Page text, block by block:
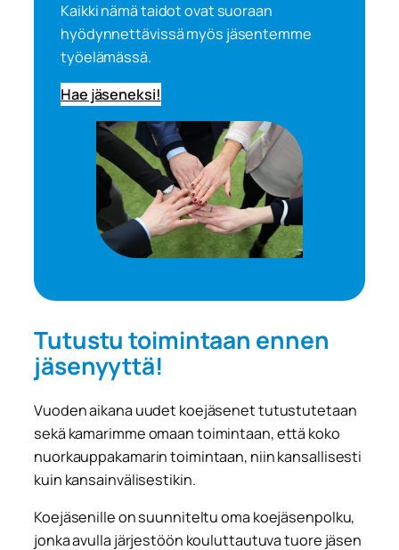
Kaikki nämä taidot ovat suoraan
hyödynnettävissä myös jäsentemme
työelämässä.
Hae jäseneksi!
Tutustu toimintaan ennen
jäsenyyttä!
Vuoden aikana uudet koejäsenet tutustutetaan
sekä kamarimme omaan toimintaan, että koko
nuorkauppakamarin toimintaan, niin kansallisesti
kuin kansainvälisestikin.
Koejäsenille on suunniteltu oma koejäsenpolku,
jonka avulla järjestöön kouluttautuva tuore jäsen